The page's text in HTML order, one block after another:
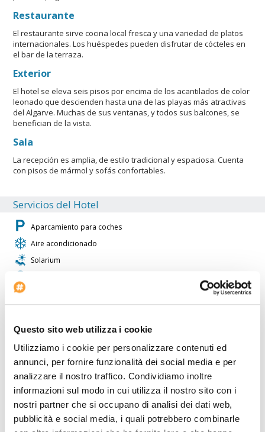
Questo sito web utilizza i cookie
Utilizziamo i cookie per personalizzare contenuti ed
annunci, per fornire funzionalità dei social media e per
analizzare il nostro traffico. Condividiamo inoltre
informazioni sul modo in cui utilizza il nostro sito con i
nostri partner che si occupano di analisi dei dati web,
pubblicità e social media, i quali potrebbero combinarle
Restaurante
El restaurante sirve cocina local fresca y una variedad de platos
internacionales. Los huéspedes pueden disfrutar de cócteles en
el bar de la terraza.
Exterior
El hotel se eleva seis pisos por encima de los acantilados de color
leonado que descienden hasta una de las playas más atractivas
del Algarve. Muchas de sus ventanas, y todos sus balcones, se
benefician de la vista.
Sala
La recepción es amplia, de estilo tradicional y espaciosa. Cuenta
con pisos de mármol y sofás confortables.
Servicios del Hotel
Aparcamiento para coches
Aire acondicionado
Solarium
Voltaje: 220
Habitaciones para no fumadores
Centro de belleza
ElRocamar Exclusive Hotel &Amp; Spa es ideal para los
viajeros que utilizan el coche. Dentro del Rocamar Exclusive Hotel
&Amp; Spa hay una agencia de viajes para los huéspedes. El
Rocamar Exclusive Hotel &Amp; Spa está adaptado para